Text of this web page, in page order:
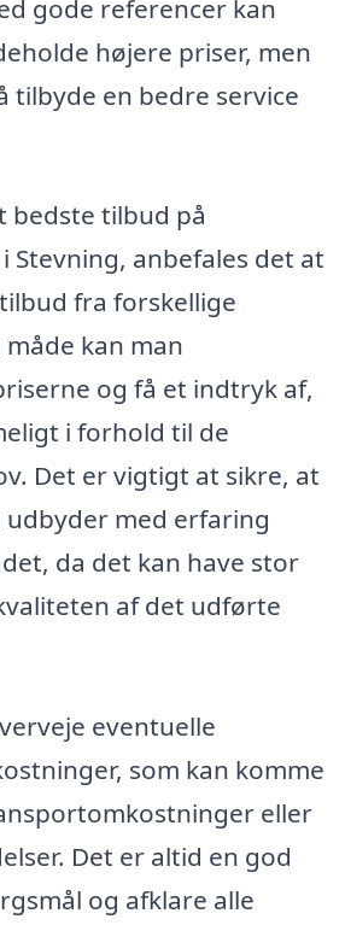
gode referencer kan
højere priser, men
tilbyde en bedre service
bedste tilbud på
Stevning, anbefales det at
fra forskellige
kan man
og få et indtryk af,
i forhold til de
Det er vigtigt at sikre, at
med erfaring
da det kan have stor
af det udførte
eventuelle
som kan komme
eller
Det er altid en god
og afklare alle